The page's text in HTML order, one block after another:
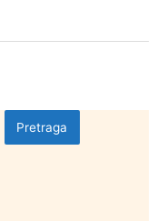
Pretraga